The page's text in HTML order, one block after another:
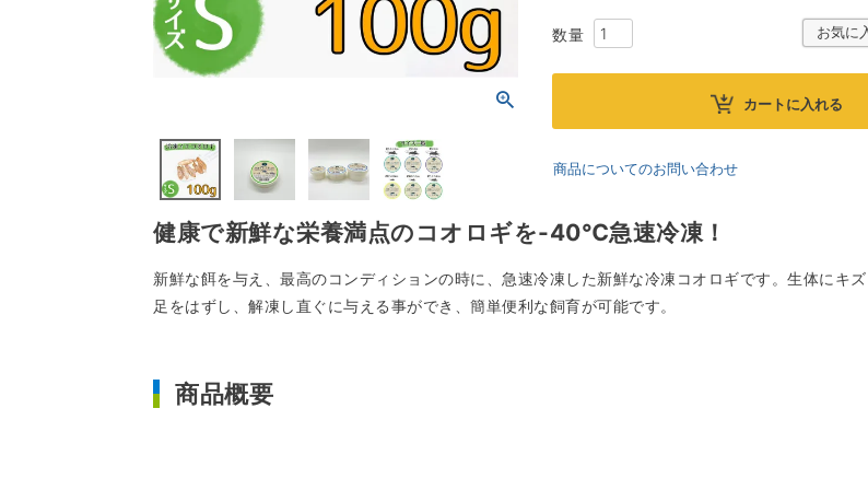
お気に
カートに入れる
商品についてのお問い合わせ
健康で新鮮な栄養満点のコオロギを-40℃急速冷凍！
新鮮な餌を与え、最高のコンディションの時に、急速冷凍した新鮮な冷凍コオロギです。生体にキ
足をはずし、解凍し直ぐに与える事ができ、簡単便利な飼育が可能です。
商品概要